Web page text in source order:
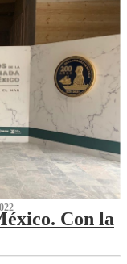
Con la